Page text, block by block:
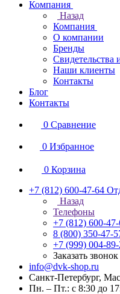
Компания
Назад
Компания
О компании
Бренды
Свидетельства
Наши клиенты
Контакты
Блог
Контакты
0 Сравнение
0 Избранное
0 Корзина
+7 (812) 600-47-64
Назад
Телефоны
+7 (812) 600-
8 (800) 350-47-
+7 (999) 004-
Заказать звонок
info@dvk-shop.ru
Санкт-Петербург,
Пн. – Пт.: с 8:30 до